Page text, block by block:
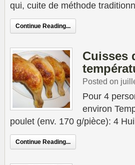
qui, cuite de méthode
Continue Reading...
Cuisses
Posted on
Pour 4
environ
poulet (env. 170 g/pièce): 4
Continue Reading...